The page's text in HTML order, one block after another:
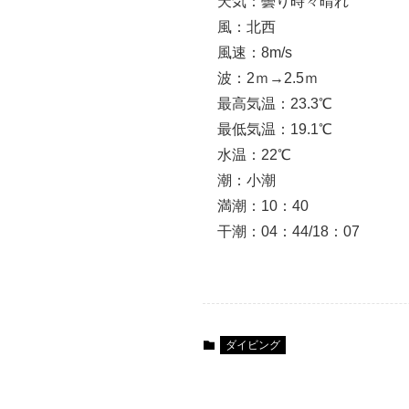
風：北西
風速：8m/s
波：2ｍ→2.5ｍ
最高気温：23.3℃
最低気温：19.1℃
水温：22℃
潮：小潮
満潮：10：40
干潮：04：44/18：07
ダイビング